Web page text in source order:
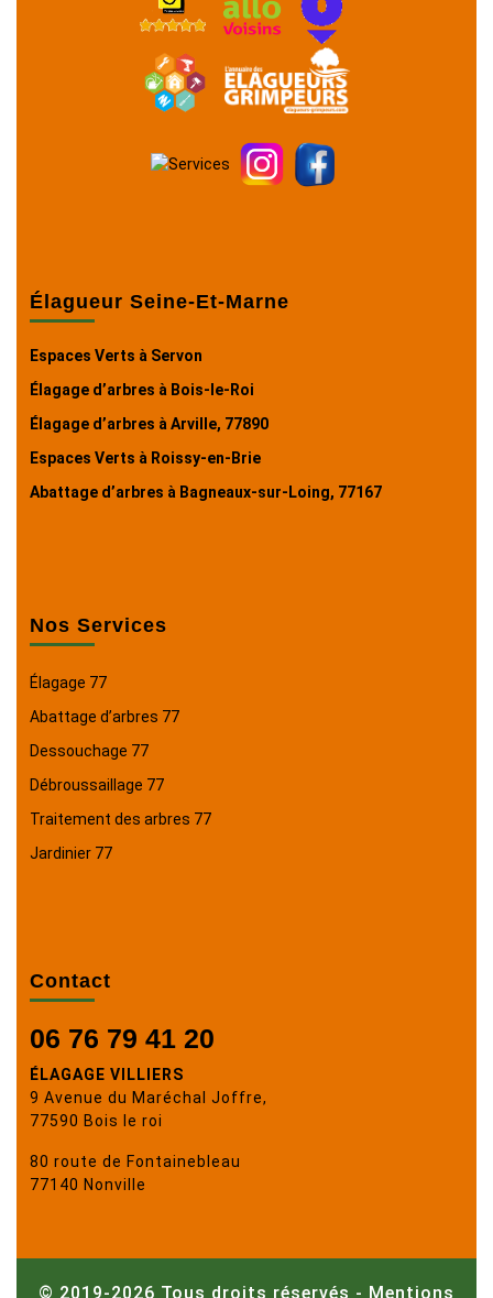
Élagueur Seine-Et-Marne
Espaces Verts à Servon
Élagage d’arbres à Bois-le-Roi
Élagage d’arbres à Arville, 77890
Espaces Verts à Roissy-en-Brie
Abattage d’arbres à Bagneaux-sur-Loing, 77167
Nos Services
Élagage 77
Abattage d’arbres 77
Dessouchage 77
Débroussaillage 77
Traitement des arbres 77
Jardinier 77
Contact
06 76 79 41 20
ÉLAGAGE VILLIERS
9 Avenue du Maréchal Joffre,
77590 Bois le roi
80 route de Fontainebleau
77140 Nonville
© 2019-2026 Tous droits réservés - Mentions